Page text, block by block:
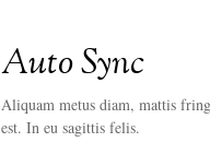
Auto Sync
Aliquam metus diam, mattis
est. In eu sagittis felis.